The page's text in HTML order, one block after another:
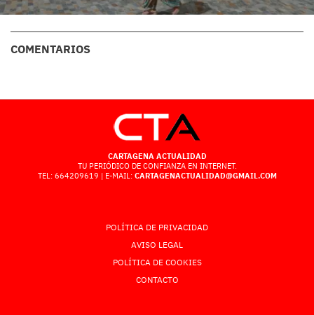
COMENTARIOS
CARTAGENA ACTUALIDAD
TU PERIÓDICO DE CONFIANZA EN INTERNET.
TEL: 664209619 | E-MAIL: CARTAGENACTUALIDAD@GMAIL.COM
POLÍTICA DE PRIVACIDAD
AVISO LEGAL
POLÍTICA DE COOKIES
CONTACTO